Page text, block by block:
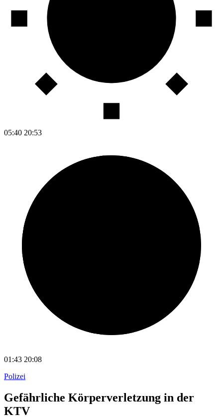
05:40 20:53
01:43 20:08
Polizei
Gefährliche Körperverletzung in der
KTV